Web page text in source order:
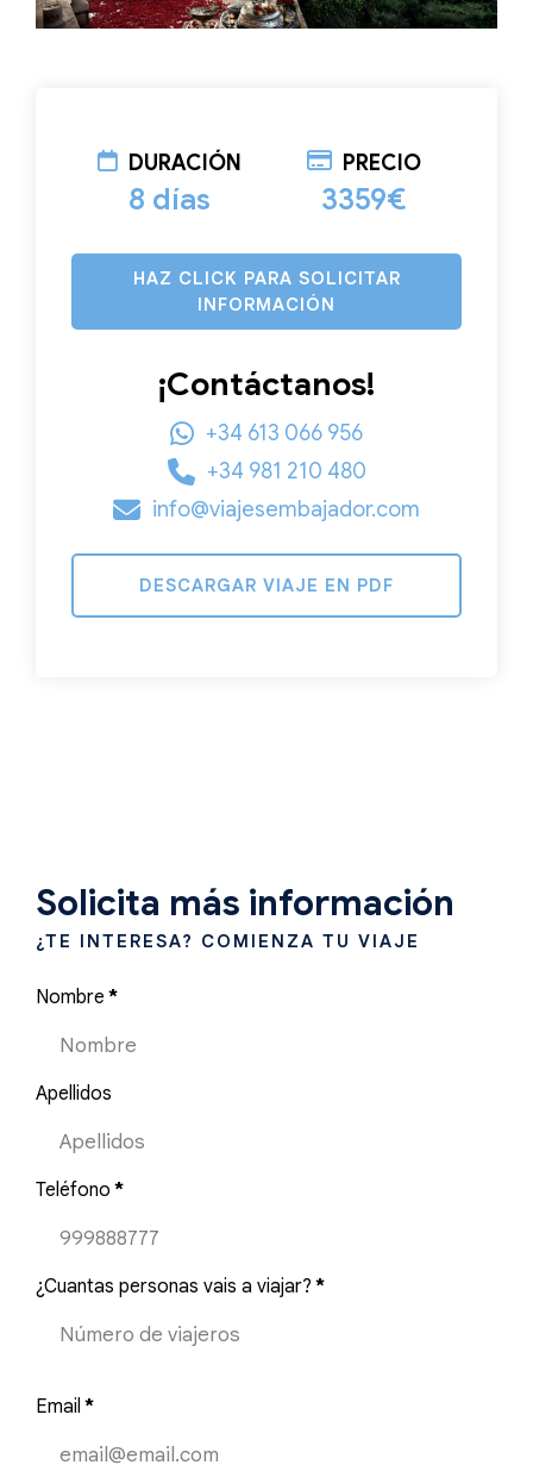
DURACIÓN
8 días
PRECIO
3359€
HAZ CLICK PARA SOLICITAR
INFORMACIÓN
¡Contáctanos!
+34 613 066 956
+34 981 210 480
info@viajesembajador.com
DESCARGAR VIAJE EN PDF
Solicita más información
¿TE INTERESA? COMIENZA TU VIAJE
Nombre *
Apellidos
Teléfono *
¿Cuantas personas vais a viajar? *
Email *